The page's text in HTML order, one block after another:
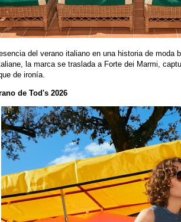
del verano italiano en una historia de
la marca se traslada a Forte dei Marmi,
de ironía.
de Tod's 2026